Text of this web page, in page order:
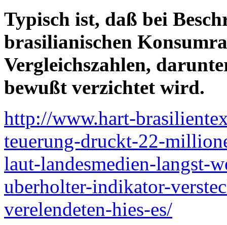
Typisch ist, daß bei
brasilianischen
Vergleichszahlen,
bewußt verzichtet wird.
http://www.hart-
teuerung-druckt-22-
laut-landesmedien-langst-
uberholter-indikator-
verelendeten-hies-es/